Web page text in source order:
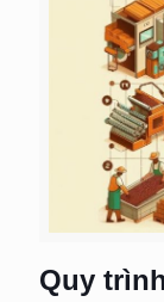
Quy